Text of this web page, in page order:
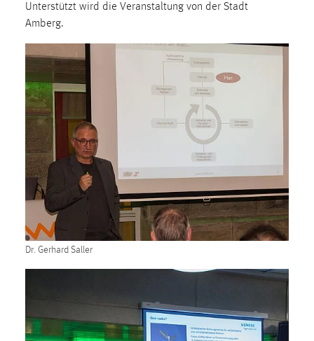
Unterstützt wird die Veranstaltung von der Stadt
Amberg.
Dr. Gerhard Saller